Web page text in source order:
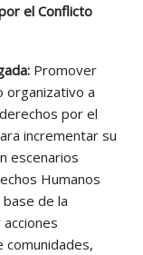
el Conflicto
Promover
organizativo a
por el
incrementar su
escenarios
Humanos
de la